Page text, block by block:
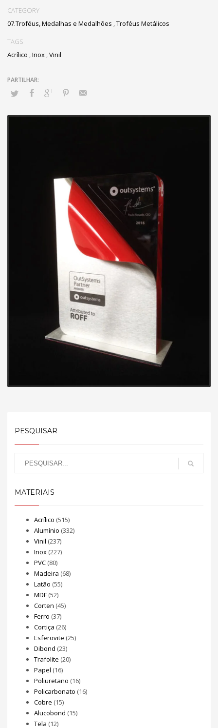
CATEGORY
07.Troféus, Medalhas e Medalhões ,Troféus Metálicos
TAGS
Acrílico ,Inox ,Vinil
PESQUISAR
MATERIAIS
Acrílico (515)
Alumínio (332)
Vinil (237)
Inox (227)
PVC (80)
Madeira (68)
Latão (55)
MDF (52)
Corten (45)
Ferro (37)
Cortiça (26)
Esferovite (25)
Dibond (23)
Trafolite (20)
Papel (16)
Poliuretano (16)
Policarbonato (16)
Cobre (15)
Alucobond (15)
Tela (12)